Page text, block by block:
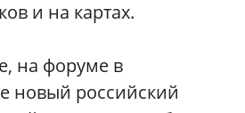
и на картах.
на форуме в
новый российский